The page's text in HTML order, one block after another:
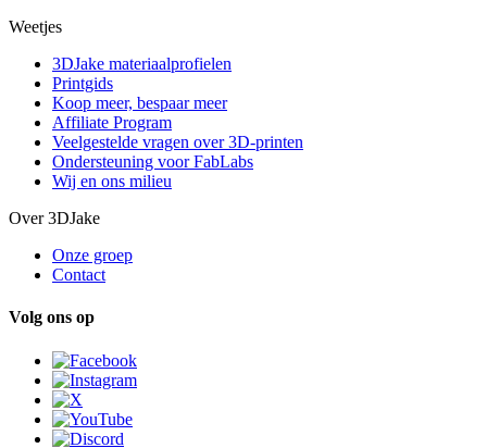
Weetjes
3DJake materiaalprofielen
Printgids
Koop meer, bespaar meer
Affiliate Program
Veelgestelde vragen over 3D-printen
Ondersteuning voor FabLabs
Wij en ons milieu
Over 3DJake
Onze groep
Contact
Volg ons op